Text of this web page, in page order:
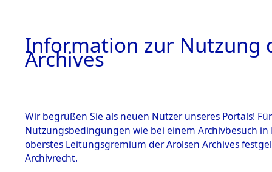
Information zur Nutzung
Archives
Wir begrüßen Sie als neuen Nutzer unseres Portals!
Nutzungsbedingungen wie bei einem Archivbesuch
oberstes Leitungsgremium der Arolsen Archives
Archivrecht.